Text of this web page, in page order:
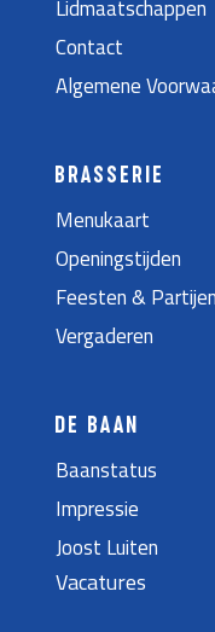
Lidmaatschappen
Contact
Algemene
BRASSERIE
Menukaart
Openingstijden
Feesten & Partijen
Vergaderen
DE BAAN
Baanstatus
Impressie
Joost Luiten
Vacatures